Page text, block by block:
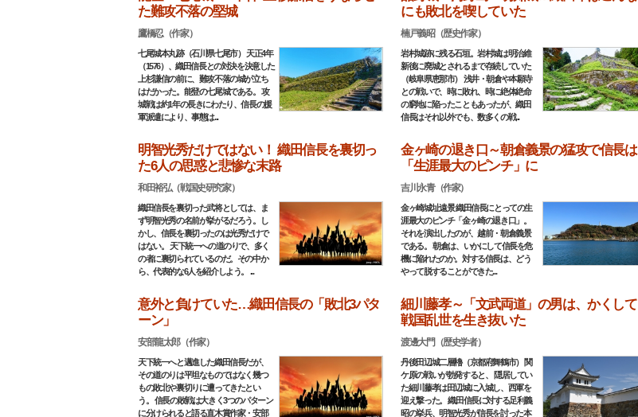
た難攻不落の堅城
鷹橋忍（作家）
七尾城本丸跡（石川県七尾市） 天正4年
（1576）、織田信長との対決を決意した
上杉謙信の前に、難攻不落の城が立ち
はだかった。能登の七尾城である。 攻
城戦は約1年の長きにわたり、信長の援
軍派遣により、事態は...
にも敗北を喫していた
楠戸義昭（歴史作家）
岩村城跡に残る石垣。岩村城は明治維
新後に廃城とされるまで存続していた
（岐阜県恵那市） 浅井・朝倉や本願寺
との戦いで、時に敗れ、時に絶体絶命
の窮地に陥ったこともあったが、織田
信長はそれ以外でも、数多くの戦...
明智光秀だけではない！ 織田信長を裏切っ
た6人の思惑と悲惨な末路
和田裕弘（戦国史研究家）
織田信長を裏切った武将としては、ま
ず明智光秀の名前が挙がるだろう。し
かし、信長を裏切ったのは光秀だけで
はない。 天下統一への道のりで、多く
の者に裏切られているのだ。その中か
ら、代表的な6人を紹介しよう。 ...
金ヶ崎の退き口～朝倉義景の猛攻で信長は
「生涯最大のピンチ」に
吉川永青（作家）
金ヶ崎城址遠景 織田信長にとっての生
涯最大のピンチ「金ヶ崎の退き口」。
それを演出したのが、越前・朝倉義景
である。 朝倉は、いかにして信長を危
機に陥れたのか。対する信長は、どう
やって脱することができた...
意外と負けていた…織田信長の「敗北3パタ
ーン」
安部龍太郎（作家）
天下統一へと邁進した織田信長だが、
その道のりは平坦なものではなく幾つ
もの敗北や裏切りに遭ってきたとい
う。 信長の敗戦は大きく3つのパターン
に分けられると語る直木賞作家・安部
細川藤孝～「文武両道」の男は、かくして
戦国乱世を生き抜いた
渡邊大門（歴史学者）
丹後田辺城二層櫓（京都府舞鶴市） 関
ケ原の戦いが勃発すると、 隠居してい
た細川藤孝は田辺城に入城し、西軍を
迎え撃った。 織田信長に対する足利義
昭の挙兵、明智光秀が信長を討った本